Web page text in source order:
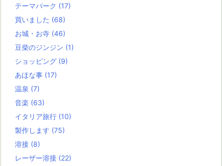
テーマパーク (17)
買いました (68)
お城・お寺 (46)
豆柴のジンジン (1)
ショッピング (9)
あほな事 (17)
温泉 (7)
音楽 (63)
イタリア旅行 (10)
製作します (75)
溶接 (8)
レーザー溶接 (22)